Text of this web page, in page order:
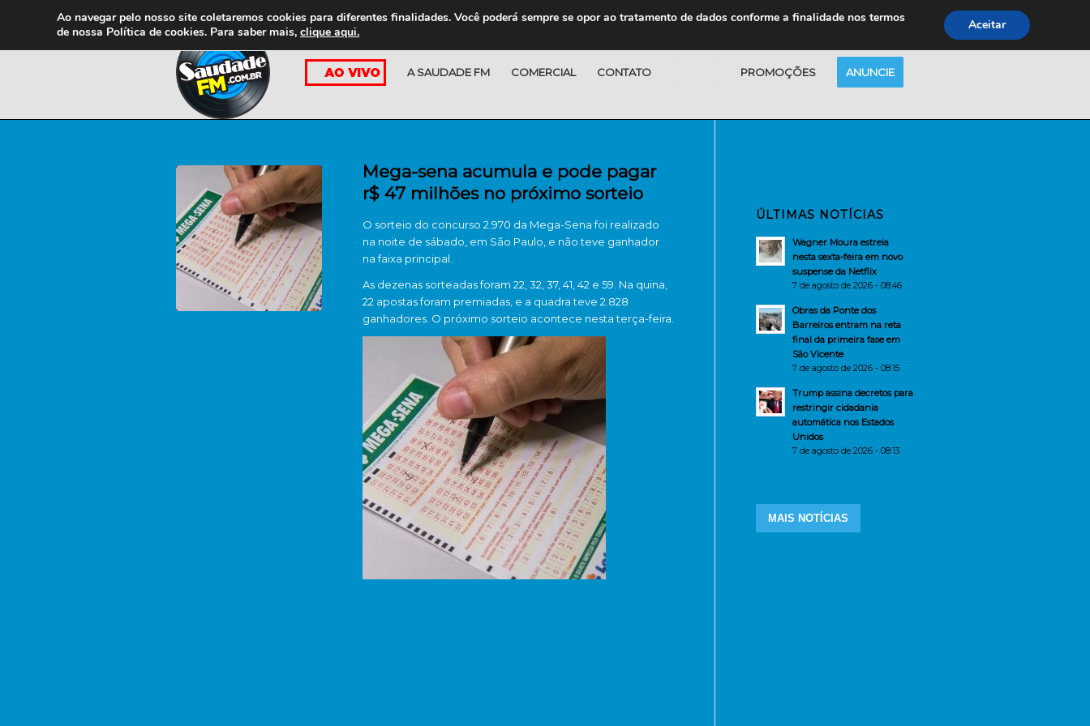
A SAUDADE FM COMERCIAL CONTATO PROMOÇÕES ANUNCIE
Mega-sena acumula e pode pagar
r$ 47 milhões no próximo sorteio
O sorteio do concurso 2.970 da Mega-Sena foi realizado
na noite de sábado, em São Paulo, e não teve ganhador
na faixa principal.
As dezenas sorteadas foram 22, 32, 37, 41, 42 e 59. Na quina,
22 apostas foram premiadas, e a quadra teve 2.828
ganhadores. O próximo sorteio acontece nesta terça-feira.
ÚLTIMAS NOTÍCIAS
Wagner Moura estreia
nesta sexta-feira em novo
suspense da Netflix
7 de agosto de 2026 - 08:46
Obras da Ponte dos
Barreiros entram na reta
final da primeira fase em
São Vicente
7 de agosto de 2026 - 08:15
Trump assina decretos para
restringir cidadania
automática nos Estados
Unidos
7 de agosto de 2026 - 08:13
MAIS NOTÍCIAS
Ao navegar pelo nosso site coletaremos cookies para diferentes finalidades. Você poderá sempre se opor ao tratamento de dados conforme a finalidade nos termos
de nossa Política de cookies. Para saber mais, clique aqui. Aceitar